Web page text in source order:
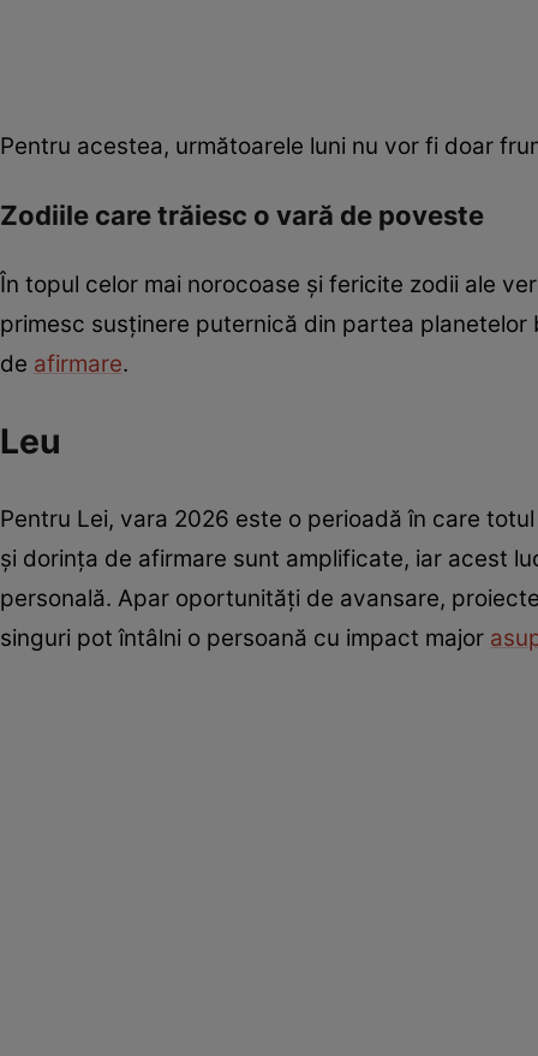
Pentru acestea, următoarele luni nu vor fi doar
Zodiile care trăiesc o vară de poveste
În topul celor mai norocoase și fericite zodii ale
primesc susținere puternică din partea
de afirmare.
Leu
Pentru Lei, vara 2026 este o perioadă în care
și dorința de afirmare sunt amplificate, iar acest
personală. Apar oportunități de avansare,
singuri pot întâlni o persoană cu impact major